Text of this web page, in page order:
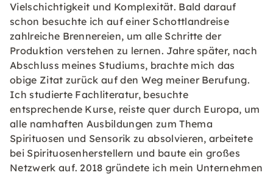
Vielschichtigkeit und Komplexität. Bald darauf
schon besuchte ich auf einer Schottlandreise
zahlreiche Brennereien, um alle Schritte der
Produktion verstehen zu lernen. Jahre später, nach
Abschluss meines Studiums, brachte mich das
obige Zitat zurück auf den Weg meiner Berufung.
Ich studierte Fachliteratur, besuchte
entsprechende Kurse, reiste quer durch Europa, um
alle namhaften Ausbildungen zum Thema
Spirituosen und Sensorik zu absolvieren, arbeitete
bei Spirituosenherstellern und baute ein großes
Netzwerk auf. 2018 gründete ich mein Unternehmen